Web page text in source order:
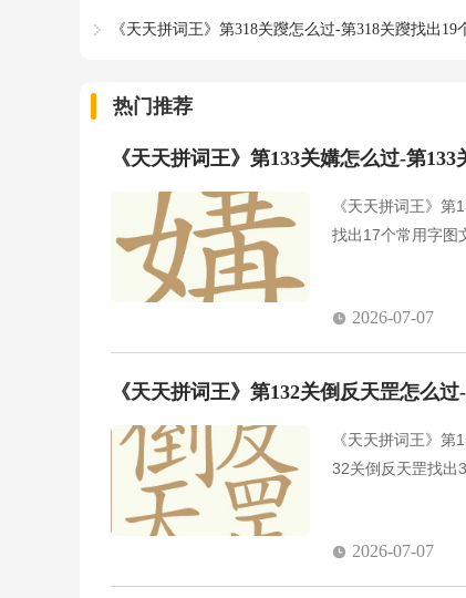
《天天拼词王》第318关躞怎么过-第318关躞找出
热门推荐
《天天拼词王》第133关媾怎么过-第
《天天拼词王》
找出17个常用字图
2026-07-07
《天天拼词王》第132关倒反天罡怎么
《天天拼词王》
32关倒反天罡找出
2026-07-07